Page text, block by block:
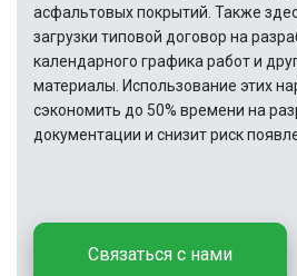
асфальтовых покрытий. Также
загрузки типовой договор на
календарного графика работ и
материалы. Использование этих
сэкономить до 50% времени на
документации и снизит риск
Связаться с нами